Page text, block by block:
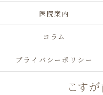
医院案内
コラム
プライバシーポリシー